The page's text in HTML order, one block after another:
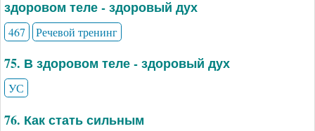
здоровом теле - здоровый дух
467 Речевой тренинг
75. В здоровом теле - здоровый дух
УС
76. Как стать сильным